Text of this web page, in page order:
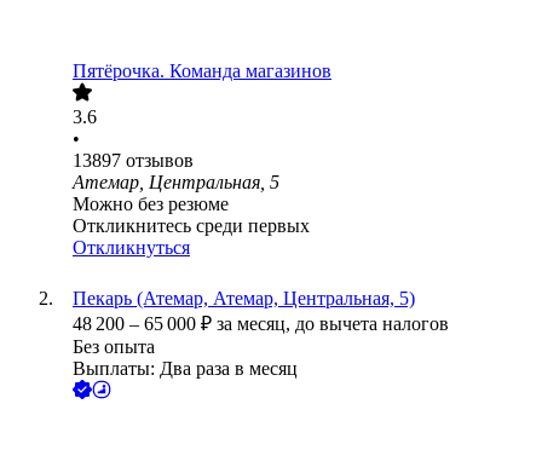
Пятёрочка. Команда магазинов
3.6
•
13897 отзывов
Атемар, Центральная, 5
Можно без резюме
Откликнитесь среди первых
Откликнуться
Пекарь (Атемар, Атемар, Центральная, 5)
48 200 – 65 000 ₽ за месяц, до вычета налогов
Без опыта
Выплаты: Два раза в месяц